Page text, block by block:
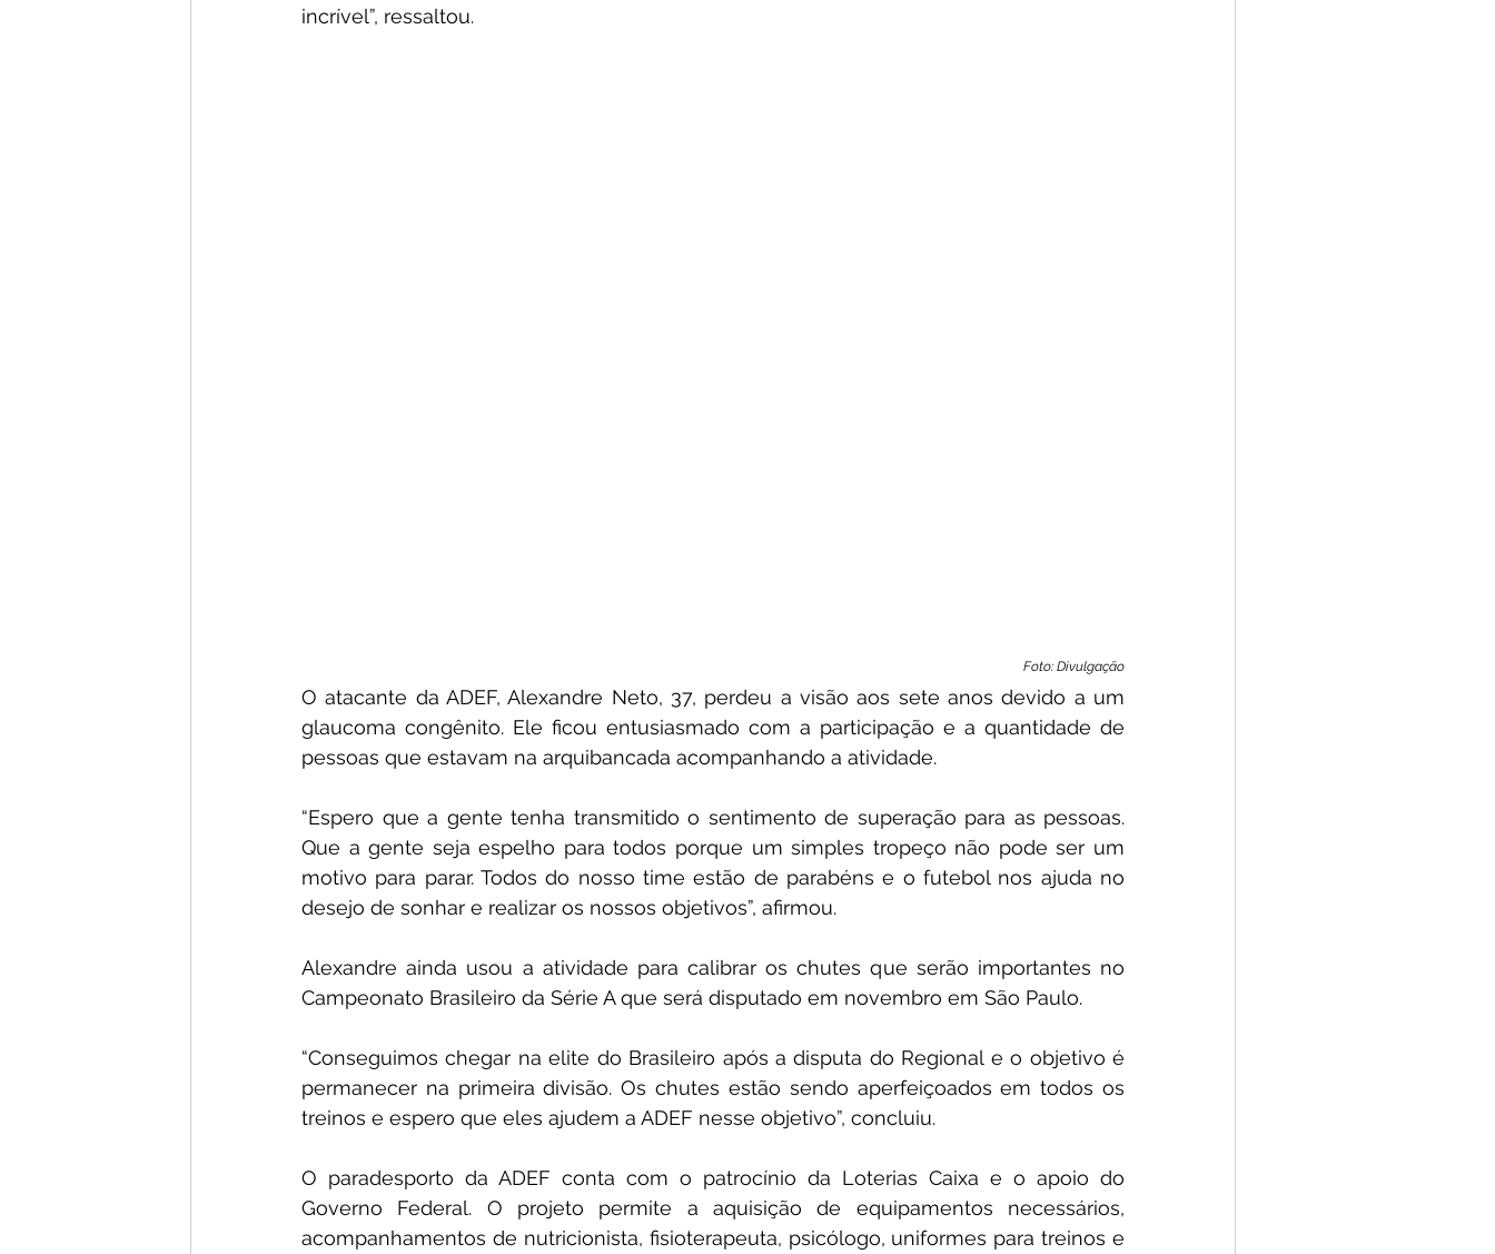
incrível”, ressaltou.
Foto: Divulgação
O atacante da ADEF, Alexandre Neto, 37, perdeu a visão aos sete anos devido a um
glaucoma congênito. Ele ficou entusiasmado com a participação e a quantidade de
pessoas que estavam na arquibancada acompanhando a atividade.
“Espero que a gente tenha transmitido o sentimento de superação para as pessoas.
Que a gente seja espelho para todos porque um simples tropeço não pode ser um
motivo para parar. Todos do nosso time estão de parabéns e o futebol nos ajuda no
desejo de sonhar e realizar os nossos objetivos”, afirmou.
Alexandre ainda usou a atividade para calibrar os chutes que serão importantes no
Campeonato Brasileiro da Série A que será disputado em novembro em São Paulo.
“Conseguimos chegar na elite do Brasileiro após a disputa do Regional e o objetivo é
permanecer na primeira divisão. Os chutes estão sendo aperfeiçoados em todos os
treinos e espero que eles ajudem a ADEF nesse objetivo”, concluiu.
O paradesporto da ADEF conta com o patrocínio da Loterias Caixa e o apoio do
Governo Federal. O projeto permite a aquisição de equipamentos necessários,
acompanhamentos de nutricionista, fisioterapeuta, psicólogo, uniformes para treinos e